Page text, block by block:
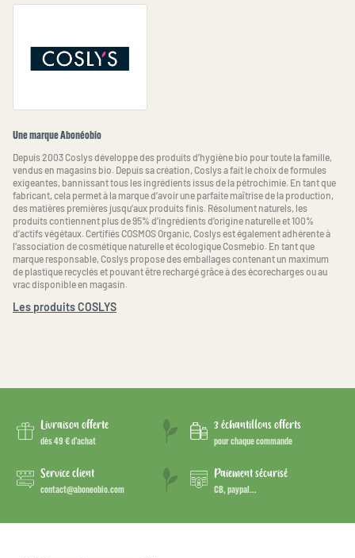
Une marque Abonéobio
Depuis 2003 Coslys développe des produits d’hygiène bio pour toute la famille,
vendus en magasins bio. Depuis sa création, Coslys a fait le choix de formules
exigeantes, bannissant tous les ingrédients issus de la pétrochimie. En tant que
fabricant, cela permet à la marque d’avoir une parfaite maîtrise de la production,
des matières premières jusqu’aux produits finis. Résolument naturels, les
produits contiennent plus de 95% d’ingrédients d’origine naturelle et 100%
d’actifs végétaux. Certifiés COSMOS Organic, Coslys est également adhérente à
l’association de cosmétique naturelle et écologique Cosmebio. En tant que
marque responsable, Coslys propose des emballages contenant un maximum
de plastique recyclés et pouvant être rechargé grâce à des écorecharges ou au
vrac disponible en magasin.
Les produits COSLYS
Livraison offerte
dès 49 € d’achat
3 échantillons offerts
pour chaque commande
Service client
contact@aboneobio.com
Paiement sécurisé
CB, paypal...